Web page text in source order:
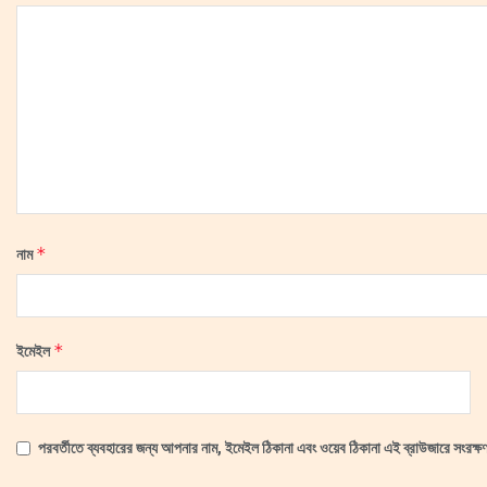
নাম*
ইমেইল*
পরবর্তীতে ব্যবহারের জন্য আপনার নাম, ইমেইল ঠিকানা এবং ওয়েব ঠিকানা এই ব্রাউজারে